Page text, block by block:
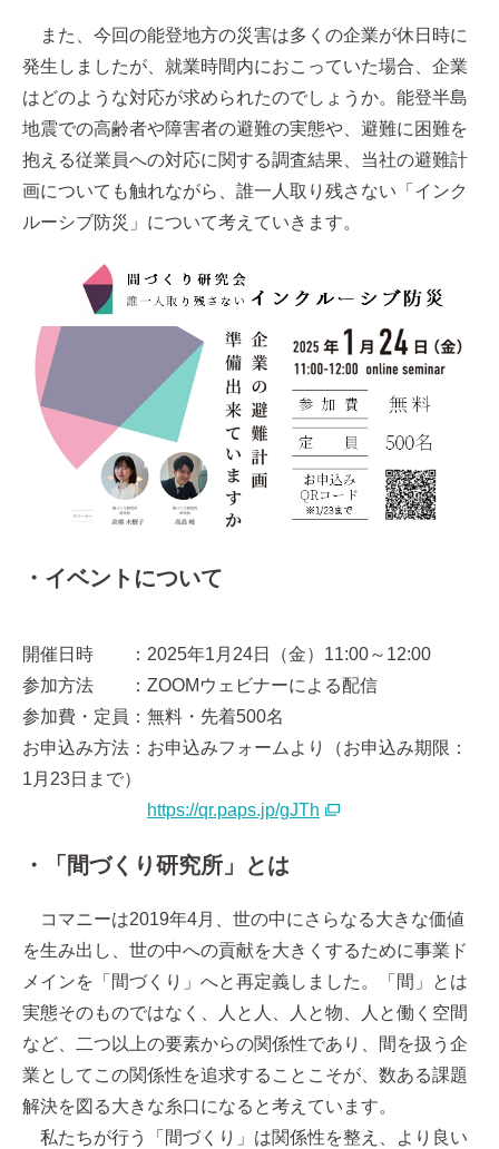
また、今回の能登地方の災害は多くの企業が休日時に
発生しましたが、就業時間内におこっていた場合、企業
はどのような対応が求められたのでしょうか。能登半島
地震での高齢者や障害者の避難の実態や、避難に困難を
抱える従業員への対応に関する調査結果、当社の避難計
画についても触れながら、誰一人取り残さない「インク
ルーシブ防災」について考えていきます。
・イベントについて
開催日時 ：2025年1月24日（金）11:00～12:00
参加方法 ：ZOOMウェビナーによる配信
参加費・定員：無料・先着500名
お申込み方法：お申込みフォームより（お申込み期限：
1月23日まで）
https://qr.paps.jp/gJTh
・「間づくり研究所」とは
コマニーは2019年4月、世の中にさらなる大きな価値
を生み出し、世の中への貢献を大きくするために事業ド
メインを「間づくり」へと再定義しました。「間」とは
実態そのものではなく、人と人、人と物、人と働く空間
など、二つ以上の要素からの関係性であり、間を扱う企
業としてこの関係性を追求することこそが、数ある課題
解決を図る大きな糸口になると考えています。
私たちが行う「間づくり」は関係性を整え、より良い